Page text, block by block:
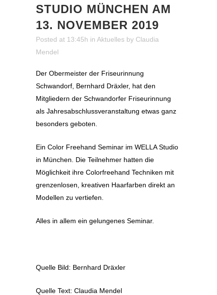
STUDIO MÜNCHEN AM
13. NOVEMBER 2019
Posted at 13:45h in Aktuelles by Claudia
Mendel
Der Obermeister der Friseurinnung
Schwandorf, Bernhard Dräxler, hat den
Mitgliedern der Schwandorfer Friseurinnung
als Jahresabschlussveranstaltung etwas ganz
besonders geboten.
Ein Color Freehand Seminar im WELLA Studio
in München. Die Teilnehmer hatten die
Möglichkeit ihre Colorfreehand Techniken mit
grenzenlosen, kreativen Haarfarben direkt an
Modellen zu vertiefen.
Alles in allem ein gelungenes Seminar.
Quelle Bild: Bernhard Dräxler
Quelle Text: Claudia Mendel